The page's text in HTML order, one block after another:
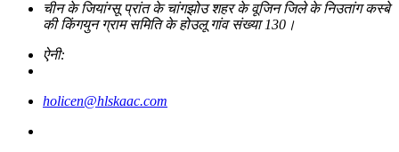
चीन के जियांग्सू प्रांत के चांगझोउ शहर के वूजिन जिले के निउतांग कस्बे
की किंगयुन ग्राम समिति के होउलू गांव संख्या 130।
ऐनी:
holicen@hlskaac.com